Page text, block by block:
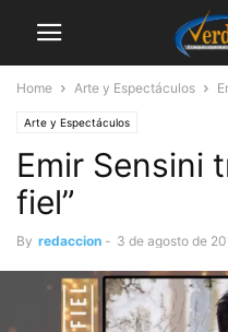
Home Arte y Espectáculos
Arte y Espectáculos
Emir Sensini
fiel”
By redaccion - 3 de agosto de